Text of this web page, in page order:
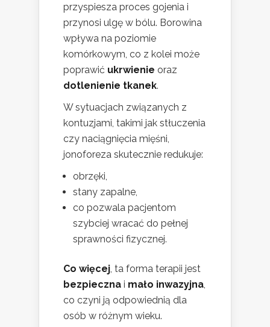
przyspiesza proces gojenia i
przynosi ulgę w bólu. Borowina
wpływa na poziomie
komórkowym, co z kolei może
poprawić ukrwienie oraz
dotlenienie tkanek.
W sytuacjach związanych z
kontuzjami, takimi jak stłuczenia
czy naciągnięcia mięśni,
jonoforeza skutecznie redukuje:
obrzęki,
stany zapalne,
co pozwala pacjentom
szybciej wracać do pełnej
sprawności fizycznej.
Co więcej , ta forma terapii jest
bezpieczna i mało inwazyjna
co czyni ją odpowiednią dla
osób w różnym wieku.